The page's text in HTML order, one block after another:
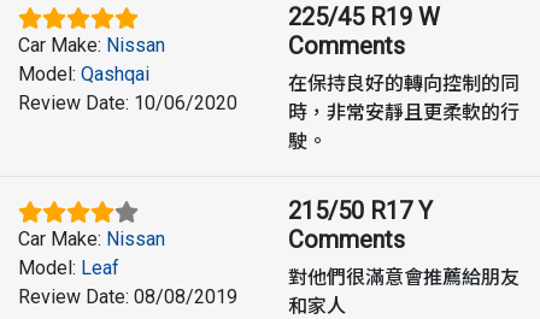
Car Make: Nissan
Model: Qashqai
Review Date: 10/06/2020
225/45 R19 W
Comments
在保持良好的轉向控制的同
時，非常安靜且更柔軟的行
駛。
Car Make: Nissan
Model: Leaf
Review Date: 08/08/2019
215/50 R17 Y
Comments
對他們很滿意會推薦給朋友
和家人